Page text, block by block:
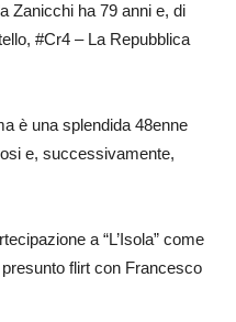
Zanicchi ha 79 anni e, di
#Cr4 – La Repubblica
è una splendida 48enne
e, successivamente,
a “L’Isola” come
flirt con Francesco